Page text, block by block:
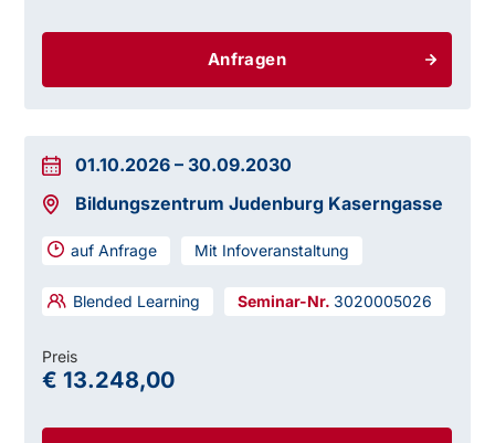
Anfragen
01.10.2026 – 30.09.2030
Bildungszentrum Judenburg Kaserngasse
auf Anfrage Mit Infoveranstaltung
Blended Learning 3020005026
Preis
€ 13.248,00